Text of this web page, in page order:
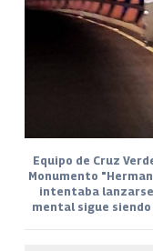
Equipo de Cruz
Monumento
intentaba
mental sigue